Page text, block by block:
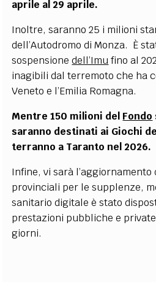
aprile al 29 aprile.
Inoltre, saranno 25 i milioni
dell’Autodromo di Monza. È
sospensionedell’Imufino al
inagibili dal terremoto che ha
Veneto e l’Emilia Romagna.
Mentre 150 milioni del Fondo
saranno destinati ai Giochi
terranno a Taranto nel 2026.
Infine, vi sarà
provinciali per le supplenze,
sanitario digitale è stato
prestazioni pubbliche e
giorni.